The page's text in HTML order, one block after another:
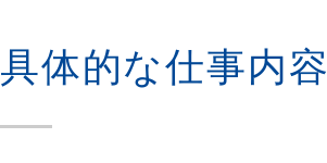
具体的な仕事内容